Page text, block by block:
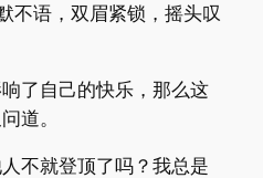
不语，双眉紧锁，摇头叹
了自己的快乐，那么这
道。
不就登顶了吗？我总是